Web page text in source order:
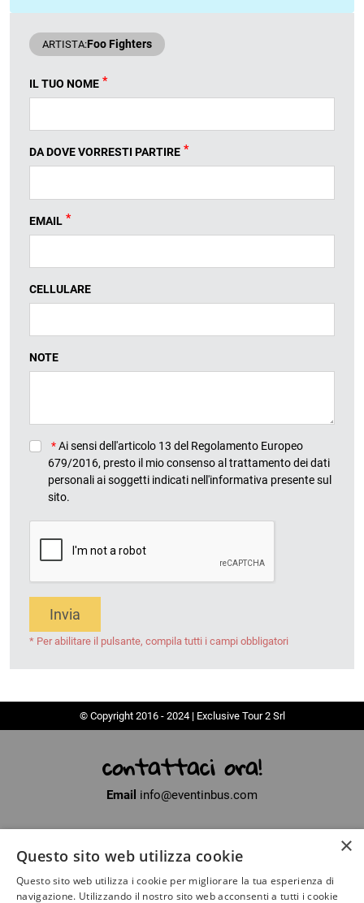
ARTISTA:Foo Fighters
IL TUO NOME *
DA DOVE VORRESTI PARTIRE *
EMAIL *
CELLULARE
NOTE
*Ai sensi dell'articolo 13 del Regolamento Europeo
679/2016, presto il mio consenso al trattamento dei dati
personali ai soggetti indicati nell'informativa presente sul
sito.
Invia
* Per abilitare il pulsante, compila tutti i campi obbligatori
© Copyright 2016 - 2024 | Exclusive Tour 2 Srl
contattaci ora!
Email info@eventinbus.com
Partita Iva01371040450
Iscritto al registro delle Imprese di La Spezia
×
Questo sito web utilizza cookie
Questo sito web utilizza i cookie per migliorare la tua esperienza di
navigazione. Utilizzando il nostro sito web acconsenti a tutti i cookie